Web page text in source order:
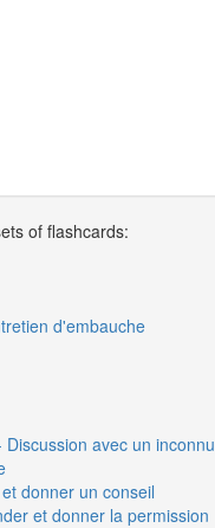
of flashcards:
d'embauche
avec un inconnu
donner un conseil
et donner la permission